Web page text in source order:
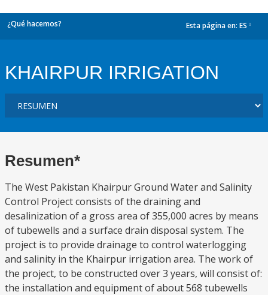
¿Qué hacemos? Esta página en: ES
KHAIRPUR IRRIGATION
Resumen*
The West Pakistan Khairpur Ground Water and Salinity
Control Project consists of the draining and
desalinization of a gross area of 355,000 acres by means
of tubewells and a surface drain disposal system. The
project is to provide drainage to control waterlogging
and salinity in the Khairpur irrigation area. The work of
the project, to be constructed over 3 years, will consist of:
the installation and equipment of about 568 tubewells